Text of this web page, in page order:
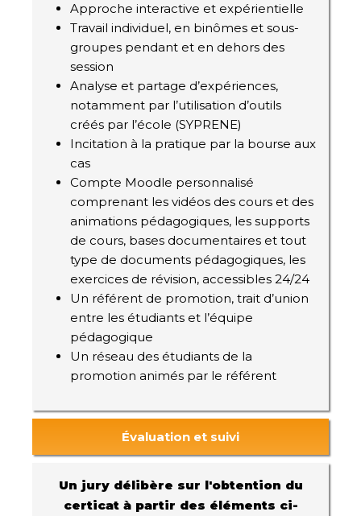
Approche interactive et expérientielle
Travail individuel, en binômes et sous-
groupes pendant et en dehors des
session
Analyse et partage d’expériences,
notamment par l’utilisation d’outils
créés par l’école (SYPRENE)
Incitation à la pratique par la bourse aux
cas
Compte Moodle personnalisé
comprenant les vidéos des cours et des
animations pédagogiques, les supports
de cours, bases documentaires et tout
type de documents pédagogiques, les
exercices de révision, accessibles 24/24
Un référent de promotion, trait d’union
entre les étudiants et l’équipe
pédagogique
Un réseau des étudiants de la
promotion animés par le référent
Évaluation et suivi
Un jury délibère sur l'obtention du
certicat à partir des éléments ci-